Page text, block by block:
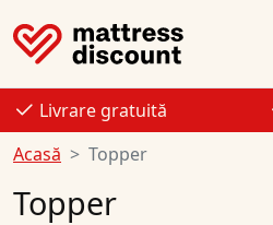
Livrare gratuită
Acasă
Topper
Topper